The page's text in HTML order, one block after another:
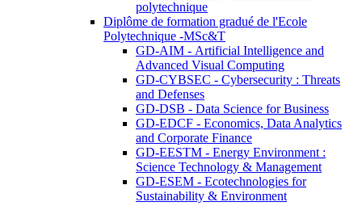
polytechnique
Diplôme de formation gradué de l'Ecole
Polytechnique -MSc&T
GD-AIM - Artificial Intelligence and
Advanced Visual Computing
GD-CYBSEC - Cybersecurity : Threats
and Defenses
GD-DSB - Data Science for Business
GD-EDCF - Economics, Data Analytics
and Corporate Finance
GD-EESTM - Energy Environment :
Science Technology & Management
GD-ESEM - Ecotechnologies for
Sustainability & Environment